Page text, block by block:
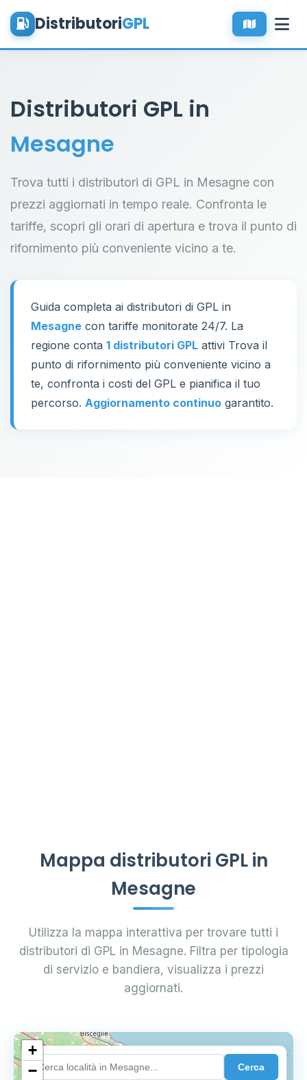
DistributoriGPL
Distributori GPL in
Mesagne
Trova tutti i distributori di GPL in Mesagne con
prezzi aggiornati in tempo reale. Confronta le
tariffe, scopri gli orari di apertura e trova il punto di
rifornimento più conveniente vicino a te.
Guida completa ai distributori di GPL in
Mesagne con tariffe monitorate 24/7. La
regione conta 1 distributori GPL attivi Trova il
punto di rifornimento più conveniente vicino a
te, confronta i costi del GPL e pianifica il tuo
percorso. Aggiornamento continuo garantito.
Mappa distributori GPL in
Mesagne
Utilizza la mappa interattiva per trovare tutti i
distributori di GPL in Mesagne. Filtra per tipologia
di servizio e bandiera, visualizza i prezzi
aggiornati.
Cerca
4
+
−